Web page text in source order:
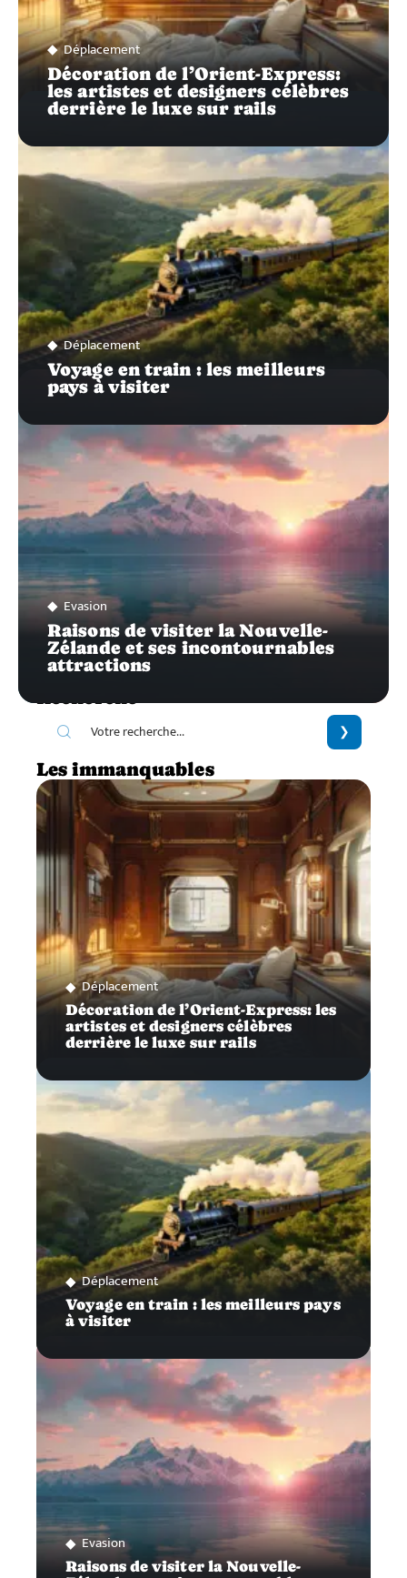
Déplacement
Décoration de l’Orient-Express:
les artistes et designers célèbres
derrière le luxe sur rails
Déplacement
Voyage en train : les meilleurs
pays à visiter
Evasion
Raisons de visiter la Nouvelle-
Zélande et ses incontournables
attractions
Recherche
Les immanquables
Déplacement
Décoration de l’Orient-Express: les
artistes et designers célèbres
derrière le luxe sur rails
Déplacement
Voyage en train : les meilleurs pays
à visiter
Evasion
Raisons de visiter la Nouvelle-